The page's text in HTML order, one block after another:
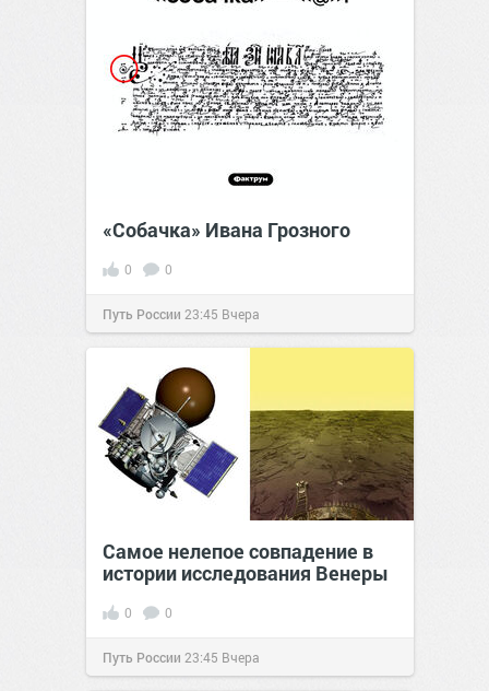
«Собачка» Ивана Грозного
0 0
Путь России 23:45 Вчера
Самое нелепое совпадение в
истории исследования Венеры
0 0
Путь России 23:45 Вчера